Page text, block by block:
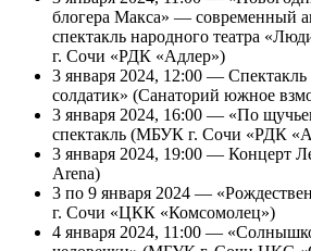
блогера Макса» — современный
спектакль народного театра
г. Сочи «РДК «Адлер»)
3 января 2024, 12:00 —
солдатик» (Санаторий южное
3 января 2024, 16:00 — «По
спектакль (МБУК г. Сочи «РДК
3 января 2024, 19:00 — Концерт
Arena)
3 по 9 января 2024 —
г. Сочи «ЦКК «Комсомолец»)
4 января 2024, 11:00 —